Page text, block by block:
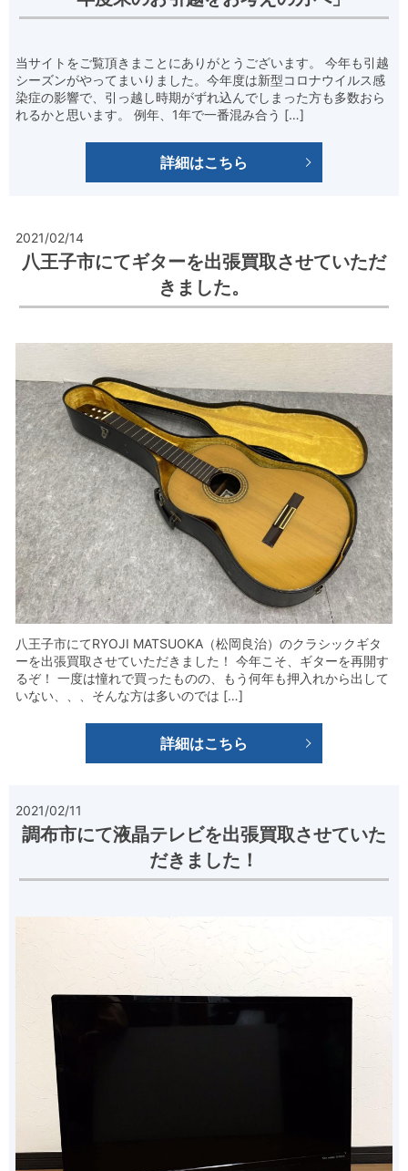
当サイトをご覧頂きまことにありがとうございます。 今年も引越
シーズンがやってまいりました。今年度は新型コロナウイルス感
染症の影響で、引っ越し時期がずれ込んでしまった方も多数おら
れるかと思います。 例年、1年で一番混み合う […]
詳細はこちら
2021/02/14
八王子市にてギターを出張買取させていただ
きました。
八王子市にてRYOJI MATSUOKA（松岡良治）のクラシックギタ
ーを出張買取させていただきました！ 今年こそ、ギターを再開す
るぞ！ 一度は憧れで買ったものの、もう何年も押入れから出して
いない、、、そんな方は多いのでは […]
詳細はこちら
2021/02/11
調布市にて液晶テレビを出張買取させていた
だきました！